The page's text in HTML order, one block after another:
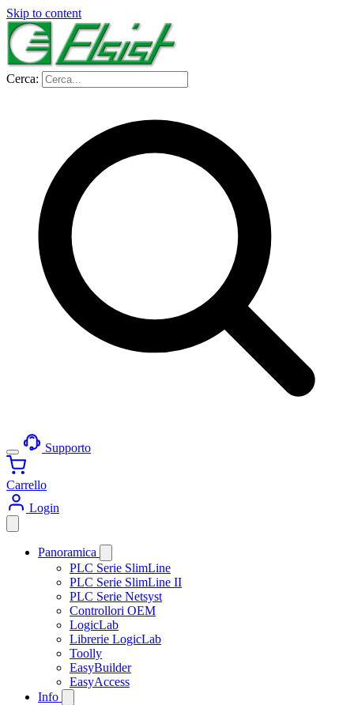
Skip to content
Cerca:
Supporto
Carrello
Login
Panoramica
PLC Serie SlimLine
PLC Serie SlimLine II
PLC Serie Netsyst
Controllori OEM
LogicLab
Librerie LogicLab
Toolly
EasyBuilder
EasyAccess
Info